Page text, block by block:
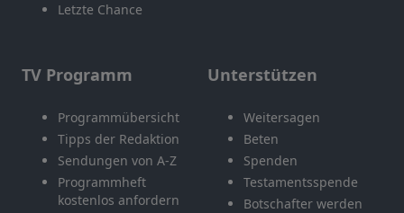
Letzte Chance
TV Programm
Programmübersicht
Tipps der Redaktion
Sendungen von A-Z
Programmheft
kostenlos anfordern
Unterstützen
Weitersagen
Beten
Spenden
Testamentsspende
Botschafter werden